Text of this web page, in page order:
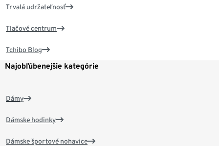
Trvalá udržateľnosť
Tlačové centrum
Tchibo Blog
Najobľúbenejšie kategórie
Dámy
Dámske hodinky
Dámske športové nohavice